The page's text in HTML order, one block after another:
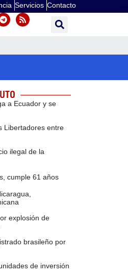
Servicios Contacto
a Ecuador y se
Libertadores entre
ilegal de la
cumple 61 años
explosión de
brasileño por
de inversión